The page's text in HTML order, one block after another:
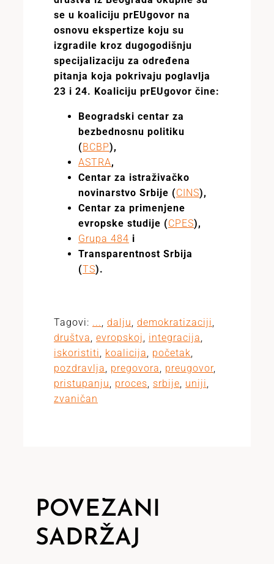
se u koaliciju prEUgovor na
osnovu ekspertize koju su
izgradile kroz dugogodišnju
specijalizaciju za određena
pitanja koja pokrivaju poglavlja
23 i 24. Koaliciju prEUgovor čine:
Beogradski centar za
bezbednosnu politiku
(BCBP),
ASTRA,
Centar za istraživačko
novinarstvo Srbije (CINS),
Centar za primenjene
evropske studije (CPES),
Grupa 484 i
Transparentnost Srbija
(TS).
Tagovi: ..., dalju, demokratizaciji,
društva, evropskoj, integracija,
iskoristiti, koalicija, početak,
pozdravlja, pregovora, preugovor,
pristupanju, proces, srbije, uniji,
zvaničan
POVEZANI
SADRŽAJ